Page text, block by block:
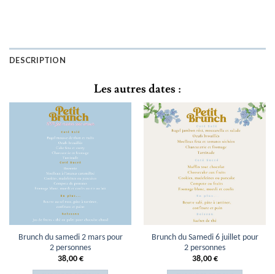
DESCRIPTION
Les autres dates :
Brunch du samedi 2 mars pour
2 personnes
38,00 €
Brunch du Samedi 6 juillet pour
2 personnes
38,00 €